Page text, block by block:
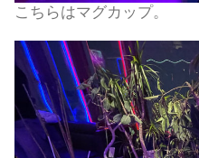
こちらはマグカップ。